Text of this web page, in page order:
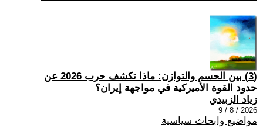
(3) بين الحسم والتوازن: ماذا تكشف حرب 2026 عن
حدود القوة الأميركية في مواجهة إيران؟
زياد الزبيدي
2026 / 8 / 9
مواضيع وابحاث سياسية